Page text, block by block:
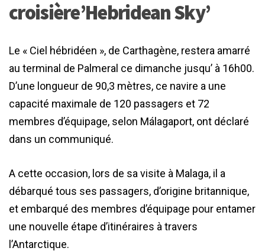
croisière’Hebridean Sky’
Le « Ciel hébridéen », de Carthagène, restera amarré
au terminal de Palmeral ce dimanche jusqu’ à 16h00.
D’une longueur de 90,3 mètres, ce navire a une
capacité maximale de 120 passagers et 72
membres d’équipage, selon Málagaport, ont déclaré
dans un communiqué.
A cette occasion, lors de sa visite à Malaga, il a
débarqué tous ses passagers, d’origine britannique,
et embarqué des membres d’équipage pour entamer
une nouvelle étape d’itinéraires à travers
l’Antarctique.